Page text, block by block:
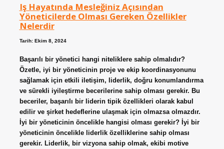
Iş Hayatında Mesleğiniz Açısından
Yöneticilerde Olması Gereken Özellikler
Nelerdir
Tarih: Ekim 8, 2024
Başarılı bir yönetici hangi niteliklere sahip olmalıdır?
Özetle, iyi bir yöneticinin proje ve ekip koordinasyonunu
sağlamak için etkili iletişim, liderlik, doğru konumlandırma
ve sürekli iyileştirme becerilerine sahip olması gerekir. Bu
beceriler, başarılı bir liderin tipik özellikleri olarak kabul
edilir ve şirket hedeflerine ulaşmak için olmazsa olmazdır.
İyi bir yöneticinin öncelikle hangisi olması gerekir? İyi bir
yöneticinin öncelikle liderlik özelliklerine sahip olması
gerekir. Liderlik, bir vizyona sahip olmak, ekibi motive